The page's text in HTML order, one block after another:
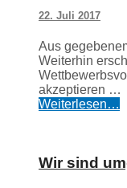
22. Juli 2017
Aus
Weiterhin
akzeptieren …
Weiterlesen…
Wir sind